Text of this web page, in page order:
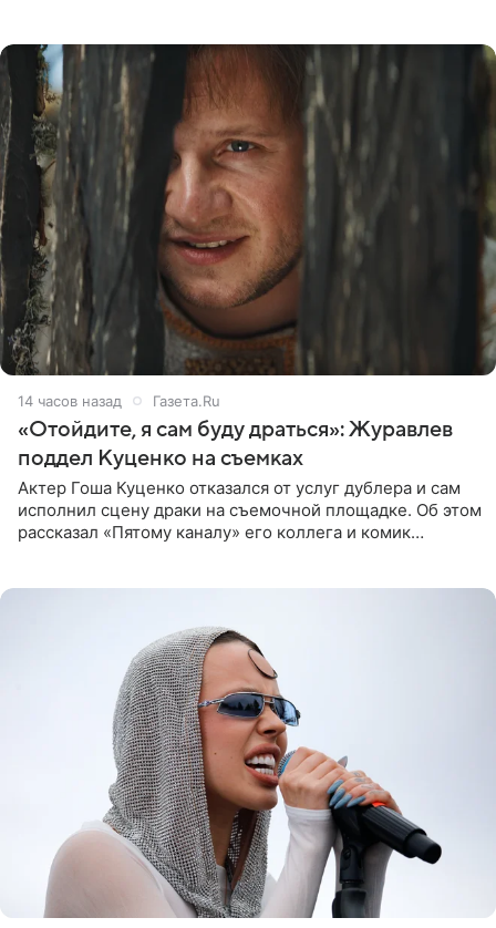
14 часов назад Газета.Ru
«Отойдите, я сам буду драться»: Журавлев
поддел Куценко на съемках
Актер Гоша Куценко отказался от услуг дублера и сам
исполнил сцену драки на съемочной площадке. Об этом
рассказал «Пятому каналу» его коллега и комик